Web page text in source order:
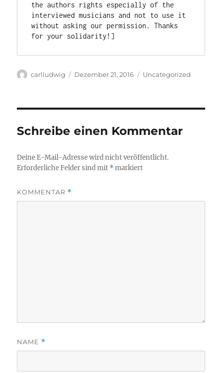
the authors rights especially of the
interviewed musicians and not to use it
without asking our permission. Thanks
for your solidarity!]
Autor
carlludwig
Veröffentlicht
Dezember 21, 2016 Kategorien
Uncategorized
Schreibe einen Kommentar
Deine E-Mail-Adresse wird nicht veröffentlicht.
Erforderliche Felder sind mit *markiert
KOMMENTAR *
NAME *